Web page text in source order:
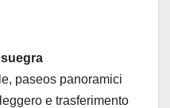
paseos panoramici
e trasferimento